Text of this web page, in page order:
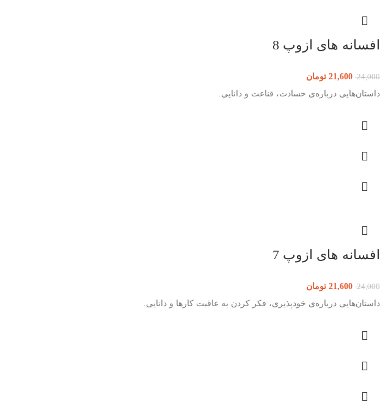
افسانه های ازوپ 8
24,000
21,600 تومان
داستان‌هایی درباره‌ی حسادت، قناعت و دانایی.
افسانه های ازوپ 7
24,000
21,600 تومان
داستان‌هایی درباره‌ی خودپذیری، فکر کردن به عاقبت کارها و دانایی.